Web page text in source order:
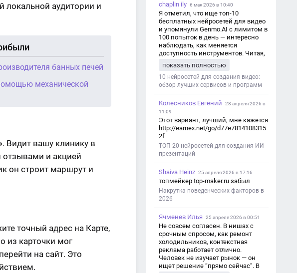
локальной аудитории и
банных печей
механической
Видит вашу клинику в
и акцией
он строит маршрут и
точный адрес на Карте,
из карточки мог
на сайт. Это
chaplin ily 6 мая 2026 в 10:40
Я отметил, что ище топ-10
бесплатных нейросетей для видео
и упомянули Genmo.AI с лимитом в
100 попыток в день — интересно
наблюдать, как меняется
доступность инструментов. Читая,
с короткими клипами в телеграм-
каналах YAGLA и Kokoc Group. Flux 2
показать полностью
10 нейросетей для создания видео:
обзор лучших сервисов и программ
Колесников Евгений
28 апреля 2026 в
11:09
Этот вариант, лучший, мне кажется
http://earnex.net/go/d77e7814108315
2f
ТОП-20 нейросетей для создания ИИ
презентаций
Shaiva Heinz 25 апреля 2026 в 17:16
топмейкер top-maker.ru забыл
Накрутка поведенческих факторов в
2026
Ячменев Илья 25 апреля 2026 в 00:51
Не совсем согласен. В нишах с
срочным спросом, как ремонт
холодильников, контекстная
реклама работает отлично.
Человек не изучает рынок — он
ищет решение “прямо сейчас”. В